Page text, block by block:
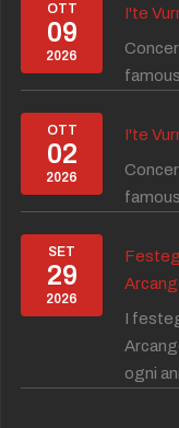
OTT
09
2026
I'te
OTT
02
2026
I'te
SET
29
2026
I
ogni